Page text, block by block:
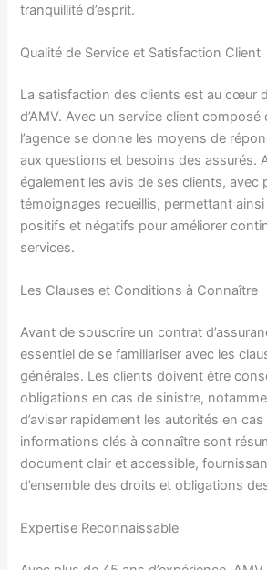
tranquillité d’esprit.
Qualité de Service et Satisfaction Client
La satisfaction des clients est au cœur
d’AMV. Avec un service client
l’agence se donne les moyens de
aux questions et besoins des assurés.
également les avis de ses clients, avec
témoignages recueillis, permettant
positifs et négatifs pour améliorer
services.
Les Clauses et Conditions à Connaître
Avant de souscrire un contrat
essentiel de se familiariser avec les
générales. Les clients doivent être
obligations en cas de sinistre,
d’aviser rapidement les autorités en
informations clés à connaître sont
document clair et accessible,
d’ensemble des droits et obligations
Expertise Reconnaissable